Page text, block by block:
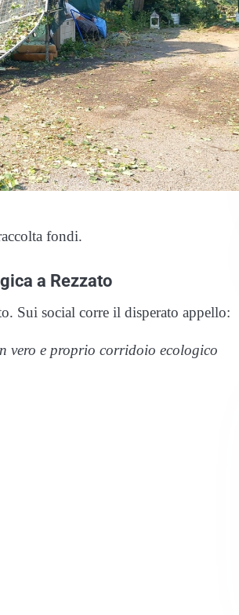
fondi.
a Rezzato
Sui social corre il disperato appello:
vero e proprio corridoio ecologico